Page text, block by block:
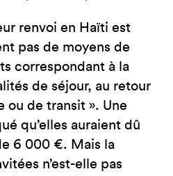
renvoi en Haïti est
pas de moyens de
correspondant à la
de séjour, au retour
ou de transit ». Une
qu’elles auraient dû
6 000 €. Mais la
n’est-elle pas